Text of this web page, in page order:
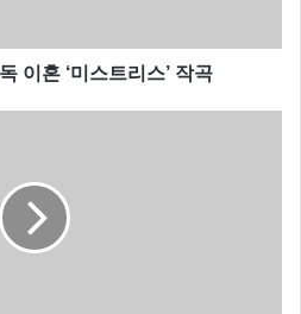
이혼 ‘미스트리스’ 작곡